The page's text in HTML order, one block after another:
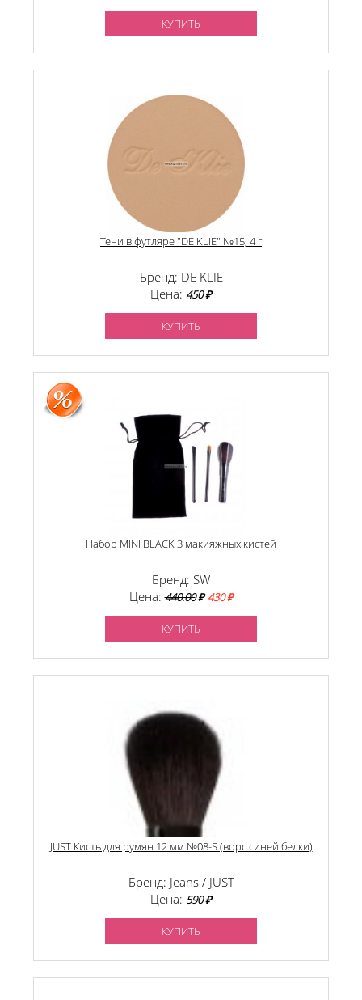
КУПИТЬ
Тени в футляре "DE KLIE" №15, 4 г
Бренд: DE KLIE
Цена: 450 ₽
КУПИТЬ
Набор MINI BLACK 3 макияжных кистей
Бренд: SW
Цена:440.00₽ 430 ₽
КУПИТЬ
JUST Кисть для румян 12 мм №08-S (ворс синей белки)
Бренд: Jeans / JUST
Цена: 590 ₽
КУПИТЬ